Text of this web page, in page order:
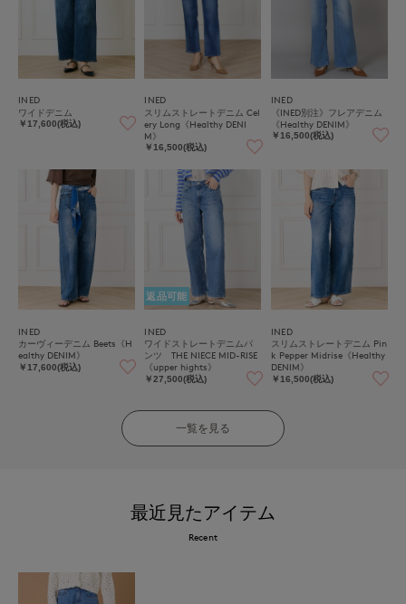
INED
ワイドデニム
￥17,600(税込)
INED
スリムストレートデニム Cel
ery Long《Healthy DENI
M》
￥16,500(税込)
INED
《INED別注》フレアデニム
《Healthy DENIM》
￥16,500(税込)
INED
カーヴィーデニム Beets《H
ealthy DENIM》
￥17,600(税込)
返品可能
INED
ワイドストレートデニムパ
ンツ THE NIECE MID-RISE
《upper hights》
￥27,500(税込)
INED
スリムストレートデニム Pin
k Pepper Midrise《Healthy
DENIM》
￥16,500(税込)
一覧を見る
最近見たアイテム
Recent